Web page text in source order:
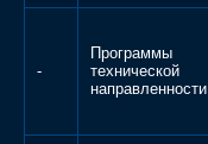
-
Программы
технической
направленности